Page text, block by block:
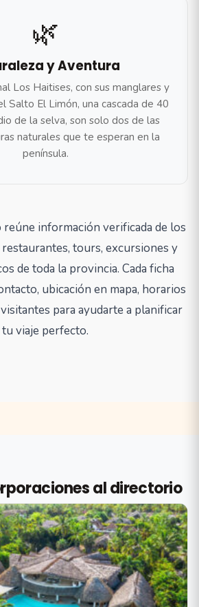
🌿
y Aventura
Los Haitises, con sus manglares y
Salto El Limón, una cascada de 40
de la selva, son solo dos de las
naturales que te esperan en la
península.
información verificada de los
tours, excursiones y
de toda la provincia. Cada ficha
ubicación en mapa, horarios
para ayudarte a planificar
tu viaje perfecto.
al directorio